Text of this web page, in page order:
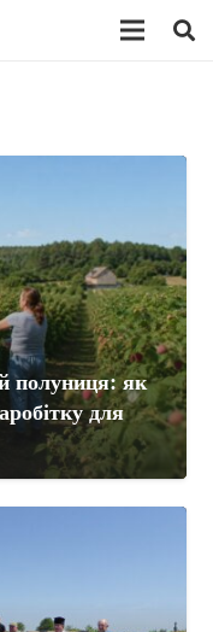
полуниця: як
для